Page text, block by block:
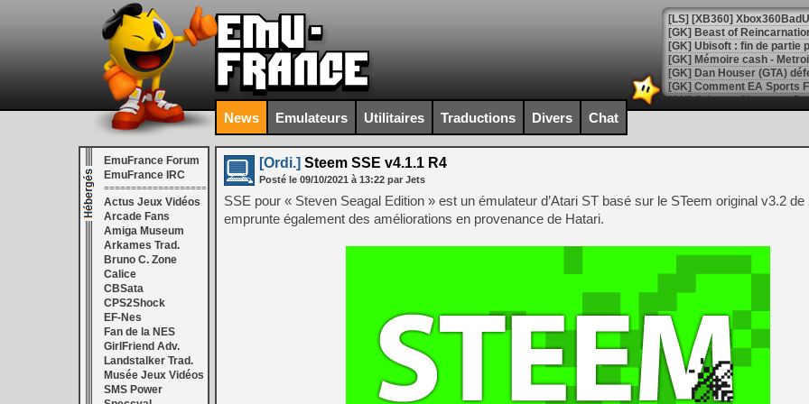
[GK] Beast of
[GK] Ubisoft : fin de partie
[GK] Mémoire cash -
[GK] Dan Houser (GTA)
[GK] Comment EA Sports
[GK] Crimson Moon : un
[GK] Isle of Reveries : le
[GK] Moonlighter 2 : The
[GK] Capcom relance
[Mo5] Deux inédits du
[GK] Le beat'em up The
[GK] Endless Legend 2 :
[LS] [PS5] Le WebKit
[GK] Oubliez Crazy Taxi,
[LS] [Switch] NSZ 5.0.0
News Emulateurs Utilitaires Traductions Divers Chat
EmuFrance Forum
EmuFrance IRC
===================
Actus Jeux Vidéos
Arcade Fans
Amiga Museum
Arkames Trad.
Bruno C. Zone
Calice
CBSata
CPS2Shock
EF-Nes
Fan de la NES
GirlFriend Adv.
Landstalker Trad.
Musée Jeux Vidéos
SMS Power
[Ordi.] Steem SSE v4.1.1 R4
Posté le 09/10/2021 à 13:22 par Jets
SSE pour « Steven Seagal Edition » est un émulateur d’Atari ST basé sur le STeem original v3.2 de
emprunte également des améliorations en provenance de Hatari.